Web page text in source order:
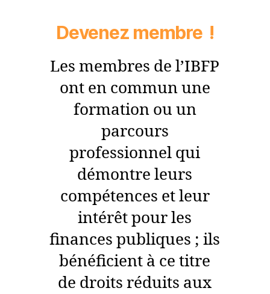
Devenez membre !
Les membres de l’IBFP
ont en commun une
formation ou un
parcours
professionnel qui
démontre leurs
compétences et leur
intérêt pour les
finances publiques ; ils
bénéficient à ce titre
de droits réduits aux